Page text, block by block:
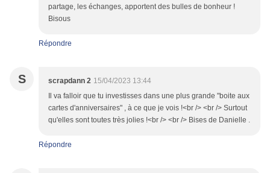
partage, les échanges, apportent des bulles de bonheur !
Bisous
Répondre
S scrapdann 2 15/04/2023 13:44
Il va falloir que tu investisses dans une plus grande "boite aux
cartes d'anniversaires" , à ce que je vois !<br /> <br /> Surtout
qu'elles sont toutes très jolies !<br /> <br /> Bises de Danielle .
Répondre